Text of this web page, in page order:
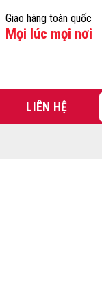
Giao hàng toàn quốc
Mọi lúc mọi nơi
LIÊN HỆ